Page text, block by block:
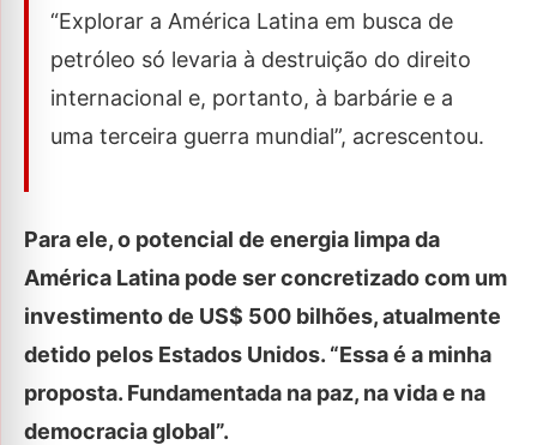
“Explorar a América Latina em busca de
petróleo só levaria à destruição do direito
internacional e, portanto, à barbárie e a
uma terceira guerra mundial”, acrescentou.
Para ele, o potencial de energia limpa da
América Latina pode ser concretizado com um
investimento de US$ 500 bilhões, atualmente
detido pelos Estados Unidos. “Essa é a minha
proposta. Fundamentada na paz, na vida e na
democracia global”.